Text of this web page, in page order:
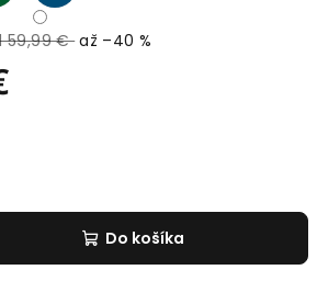
59,99 € až –40 %
Do košíka